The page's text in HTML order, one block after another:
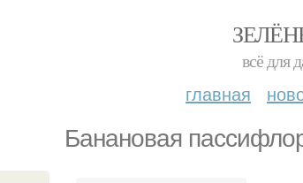
всё для
главная
Банановая